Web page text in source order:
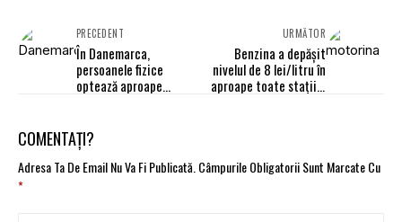
PRECEDENT
În Danemarca,
persoanele fizice
optează aproape
URMĂTOR
Benzina a depășit
nivelul de 8 lei/litru în
aproape toate staţiile
COMENTAȚI?
Adresa Ta De Email Nu Va Fi Publicată.Câmpurile Obligatorii Sunt Marcate Cu
*